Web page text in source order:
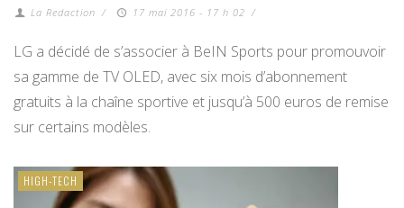
La Redaction / 17 mai 2016 - 17 h 02 /
LG a décidé de s’associer à BeIN Sports pour promouvoir
sa gamme de TV OLED, avec six mois d’abonnement
gratuits à la chaîne sportive et jusqu’à 500 euros de remise
sur certains modèles.
HIGH-TECH